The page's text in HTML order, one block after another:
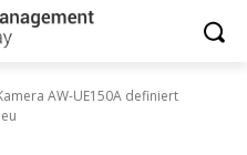
AW-UE150A definiert